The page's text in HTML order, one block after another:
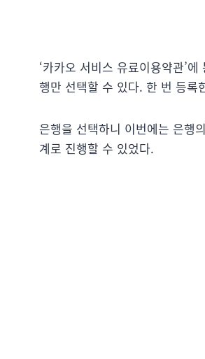
‘카카오 서비스 유료이용약관’
행만 선택할 수 있다. 한 번 등록
은행을 선택하니 이번에는 은행
계로 진행할 수 있었다.